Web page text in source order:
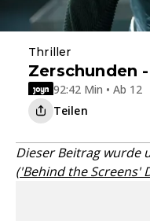
Thriller
Zerschunden
92:42 Min • Ab 12
Teilen
Dieser Beitrag wurde
('Behind the Screens'